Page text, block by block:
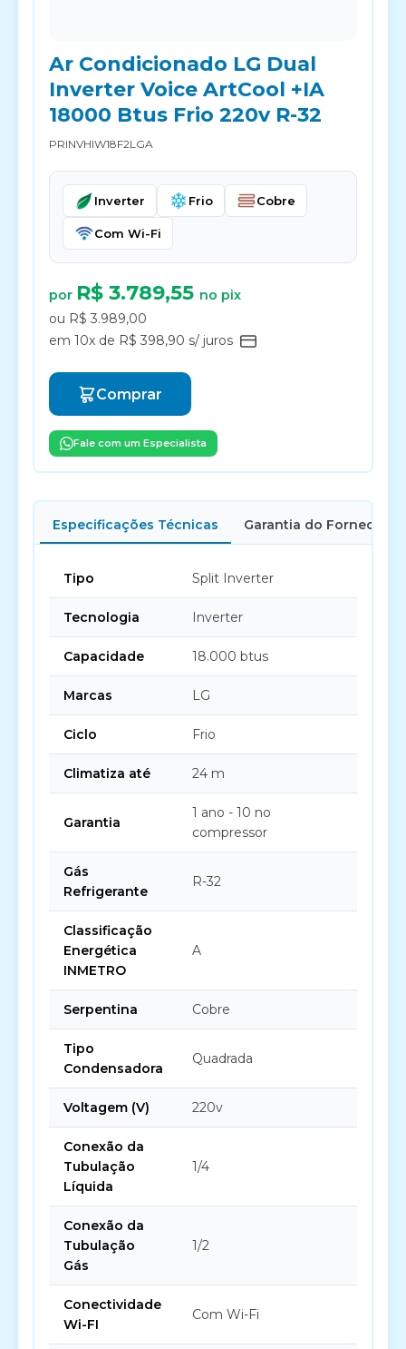
Ar Condicionado LG Dual
Inverter Voice ArtCool +IA
18000 Btus Frio 220v R-32
PRINVHIW18F2LGA
Inverter Frio Cobre
Com Wi-Fi
por R$ 3.789,55 no pix
ou R$ 3.989,00
em 10x de R$ 398,90 s/ juros
Comprar
Fale com um Especialista
Especificações Técnicas Garantia do Fornecedor
Tipo Split Inverter
Tecnologia Inverter
Capacidade 18.000 btus
Marcas LG
Ciclo Frio
Climatiza até 24 m
Garantia
1 ano - 10 no
compressor
Gás
Refrigerante
R-32
Classificação
Energética
INMETRO
A
Serpentina Cobre
Tipo
Condensadora
Quadrada
Voltagem (V) 220v
Conexão da
Tubulação
Líquida
1/4
Conexão da
Tubulação
Gás
1/2
Conectividade
Wi-FI
Com Wi-Fi